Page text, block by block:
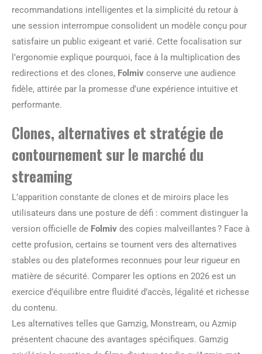
recommandations intelligentes et la simplicité du retour à
une session interrompue consolident un modèle conçu pour
satisfaire un public exigeant et varié. Cette focalisation sur
l’ergonomie explique pourquoi, face à la multiplication des
redirections et des clones, Folmiv conserve une audience
fidèle, attirée par la promesse d’une expérience intuitive et
performante.
Clones, alternatives et stratégie de
contournement sur le marché du
streaming
L’apparition constante de clones et de miroirs place les
utilisateurs dans une posture de défi : comment distinguer la
version officielle de Folmiv des copies malveillantes ? Face à
cette profusion, certains se tournent vers des alternatives
stables ou des plateformes reconnues pour leur rigueur en
matière de sécurité. Comparer les options en 2026 est un
exercice d’équilibre entre fluidité d’accès, légalité et richesse
du contenu.
Les alternatives telles que Gamzig, Monstream, ou Azmip
présentent chacune des avantages spécifiques. Gamzig